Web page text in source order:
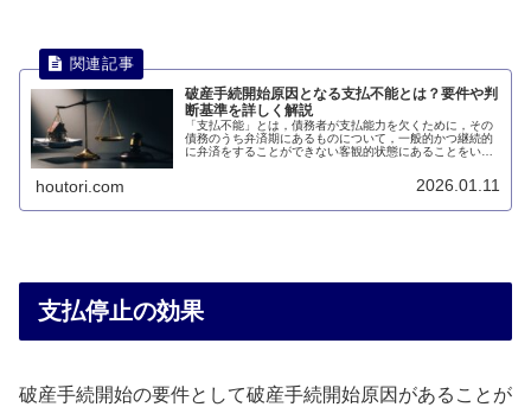
破産手続開始原因となる支払不能とは？要件や判
断基準を詳しく解説
「支払不能」とは，債務者が支払能力を欠くために，その
債務のうち弁済期にあるものについて，一般的かつ継続的
に弁済をすることができない客観的状態にあることをいい
houtori.com 2026.01.11
支払停止の効果
破産手続開始の要件として破産手続開始原因があることが